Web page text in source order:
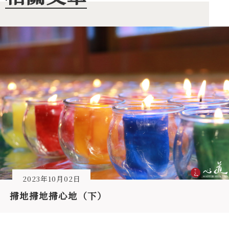
2023年10月02日
掃地掃地掃心地（下）